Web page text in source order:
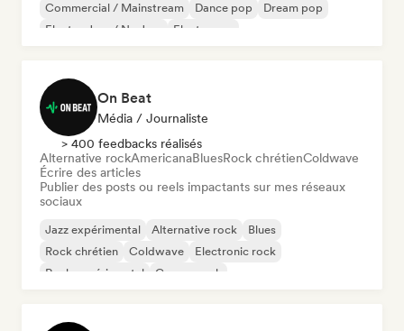
Commercial / Mainstream
Dance pop
Dream pop
Electro Jazz / Nu Jazz
Electropop
On Beat
Média / Journaliste
> 400 feedbacks réalisés
Alternative rockAmericanaBluesRock chrétienColdwave
Écrire des articles
Publier des posts ou reels impactants sur mes réseaux
sociaux
Jazz expérimental Alternative rock
Blues
Rock chrétien
Coldwave
Electronic rock
Rock expérimental
Garage rock